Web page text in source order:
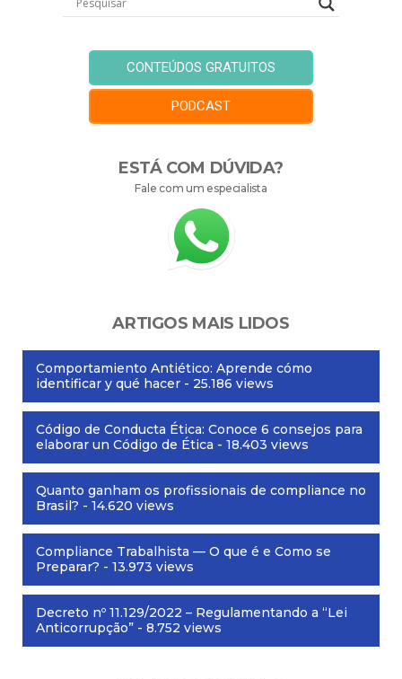
CONTEÚDOS GRATUITOS
PODCAST
ESTÁ COM DÚVIDA?
Fale com um especialista
ARTIGOS MAIS LIDOS
Comportamiento Antiético: Aprende cómo
identificar y qué hacer - 25.186 views
Código de Conducta Ética: Conoce 6 consejos para
elaborar un Código de Ética - 18.403 views
Quanto ganham os profissionais de compliance no
Brasil? - 14.620 views
Compliance Trabalhista — O que é e Como se
Preparar? - 13.973 views
Decreto nº 11.129/2022 – Regulamentando a “Lei
Anticorrupção” - 8.752 views